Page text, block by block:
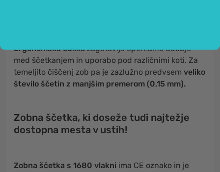
Ergonomska oblikazagotavlja optimalno udobje
med ščetkanjem in uporabo pod različnimi koti. Za
temeljito čiščenj zob pa je zazlužno predvsem veliko
število ščetin z manjšim premerom (0,15 mm).
Zobna ščetka, ki doseže tudi najtežje
dostopna mesta v ustih!
Zobna ščetka s 1680 vlakni ima CE oznako in je